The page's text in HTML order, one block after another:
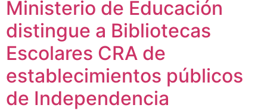
Ministerio de Educación
distingue a Bibliotecas
Escolares CRA de
establecimientos públicos
de Independencia